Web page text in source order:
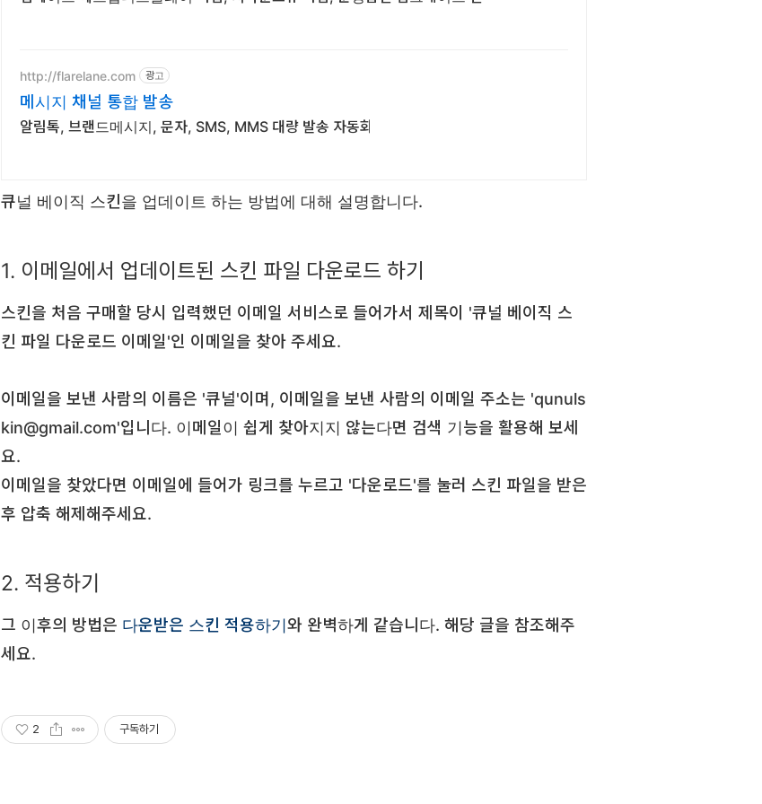
http://flarelane.com 광고
메시지 채널 통합 발송
알림톡, 브랜드메시지, 문자, SMS, MMS 대량 발송 자동화
큐널 베이직 스킨을 업데이트 하는 방법에 대해 설명합니다.
1. 이메일에서 업데이트된 스킨 파일 다운로드 하기
스킨을 처음 구매할 당시 입력했던 이메일 서비스로 들어가서 제목이 '큐널 베이직 스
킨 파일 다운로드 이메일'인 이메일을 찾아 주세요.
이메일을 보낸 사람의 이름은 '큐널'이며, 이메일을 보낸 사람의 이메일 주소는 'qunuls
kin@gmail.com'입니다. 이메일이 쉽게 찾아지지 않는다면 검색 기능을 활용해 보세
요.
이메일을 찾았다면 이메일에 들어가 링크를 누르고 '다운로드'를 눌러 스킨 파일을 받은
후 압축 해제해주세요.
2. 적용하기
그 이후의 방법은 다운받은 스킨 적용하기와 완벽하게 같습니다. 해당 글을 참조해주
세요.
2 구독하기